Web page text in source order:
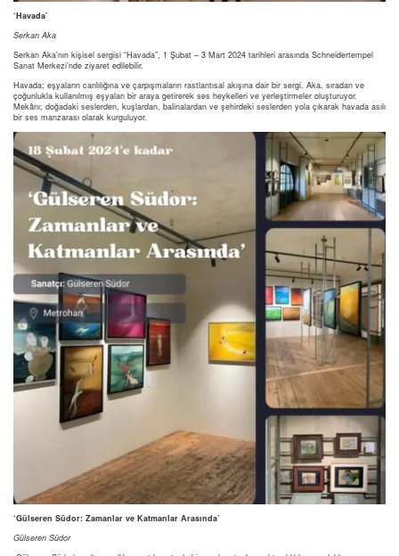
‘Havada’
Serkan Aka
Serkan Aka’nın kişisel sergisi “Havada”, 1 Şubat – 3 Mart 2024 tarihleri arasında Schneidertempel
Sanat Merkezi’nde ziyaret edilebilir.
Havada; eşyaların canlılığına ve çarpışmaların rastlantısal akışına dair bir sergi. Aka, sıradan ve
çoğunlukla kullanılmış eşyaları bir araya getirerek ses heykelleri ve yerleştirmeler oluşturuyor.
Mekânı; doğadaki seslerden, kuşlardan, balinalardan ve şehirdeki seslerden yola çıkarak havada asılı
bir ses manzarası olarak kurguluyor.
‘Gülseren Südor: Zamanlar ve Katmanlar Arasında’
Gülseren Südor